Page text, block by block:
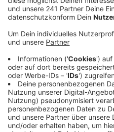
Veröffentlicht:Freitag,
Dazu gehört zum Beispiel
Küste, aber auch in Richtung
Auch die Fernstraßen nach
Kroatien dürften voll